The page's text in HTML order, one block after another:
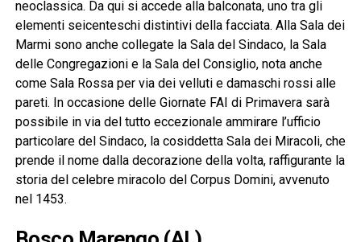
neoclassica. Da qui si accede alla balconata, uno tra gli
elementi seicenteschi distintivi della facciata. Alla Sala dei
Marmi sono anche collegate la Sala del Sindaco, la Sala
delle Congregazioni e la Sala del Consiglio, nota anche
come Sala Rossa per via dei velluti e damaschi rossi alle
pareti. In occasione delle Giornate FAI di Primavera sarà
possibile in via del tutto eccezionale ammirare l’ufficio
particolare del Sindaco, la cosiddetta Sala dei Miracoli, che
prende il nome dalla decorazione della volta, raffigurante la
storia del celebre miracolo del Corpus Domini, avvenuto
nel 1453.